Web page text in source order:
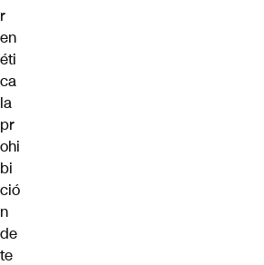
r
en
éti
ca
la
pr
ohi
bi
ció
n
de
te